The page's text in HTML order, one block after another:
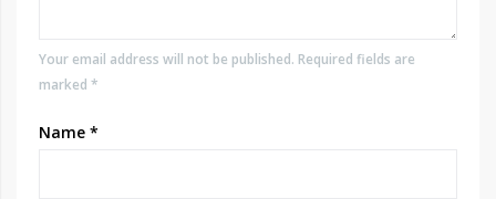
Your email address will not be published. Required fields are
marked *
Name *